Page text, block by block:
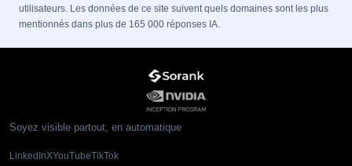
utilisateurs. Les données de ce site suivent quels domaines sont les plus
mentionnés dans plus de 165 000 réponses IA.
Soyez visible partout, en automatique
LinkedInXYouTubeTikTok